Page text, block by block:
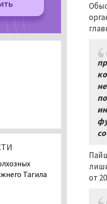
от
Тагила